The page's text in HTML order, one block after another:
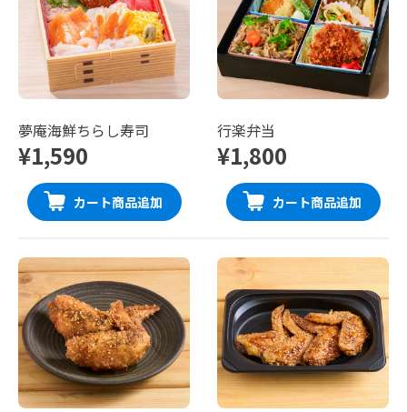
夢庵海鮮ちらし寿司
¥1,590
カート商品追加
行楽弁当
¥1,800
カート商品追加